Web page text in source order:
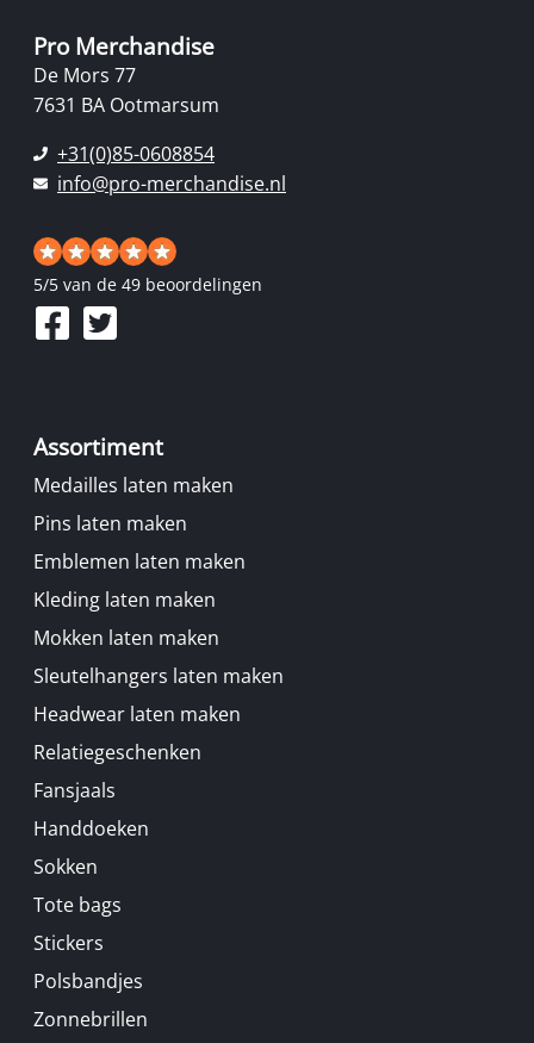
Pro Merchandise
De Mors 77
7631 BA Ootmarsum
+31(0)85-0608854
info@pro-merchandise.nl
5/5 van de 49 beoordelingen
Assortiment
Medailles laten maken
Pins laten maken
Emblemen laten maken
Kleding laten maken
Mokken laten maken
Sleutelhangers laten maken
Headwear laten maken
Relatiegeschenken
Fansjaals
Handdoeken
Sokken
Tote bags
Stickers
Polsbandjes
Zonnebrillen